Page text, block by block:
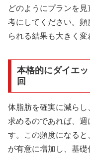
どのようにプランを
考にしてください。
られる結果も大きく変
本格的にダイエ
回
体脂肪を確実に減ら
求めるのであれば、週
す。この頻度になる
が有意に増加し、基